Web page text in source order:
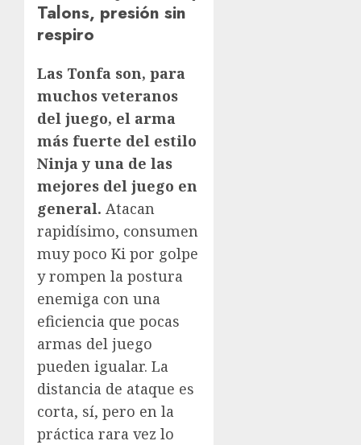
Talons, presión sin
respiro
Las Tonfa son, para
muchos veteranos
del juego, el arma
más fuerte del estilo
Ninja y una de las
mejores del juego en
general. Atacan
rapidísimo, consumen
muy poco Ki por golpe
y rompen la postura
enemiga con una
eficiencia que pocas
armas del juego
pueden igualar. La
distancia de ataque es
corta, sí, pero en la
práctica rara vez lo